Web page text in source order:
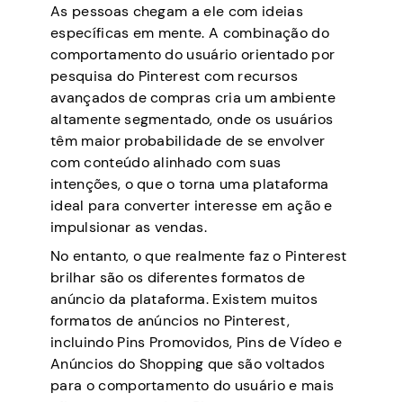
As pessoas chegam a ele com ideias
específicas em mente. A combinação do
comportamento do usuário orientado por
pesquisa do Pinterest com recursos
avançados de compras cria um ambiente
altamente segmentado, onde os usuários
têm maior probabilidade de se envolver
com conteúdo alinhado com suas
intenções, o que o torna uma plataforma
ideal para converter interesse em ação e
impulsionar as vendas.
No entanto, o que realmente faz o Pinterest
brilhar são os diferentes formatos de
anúncio da plataforma. Existem muitos
formatos de anúncios no Pinterest,
incluindo Pins Promovidos, Pins de Vídeo e
Anúncios do Shopping que são voltados
para o comportamento do usuário e mais